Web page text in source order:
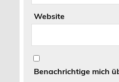
Website
Benachrichtige mich